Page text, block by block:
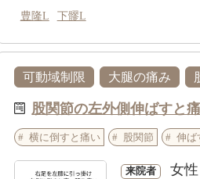
豊隆L 下髎L
可動域制限 大腿の痛み
股関節の左外側伸ばすと
横に倒すと痛い 股関節 伸ば
来院者 女性